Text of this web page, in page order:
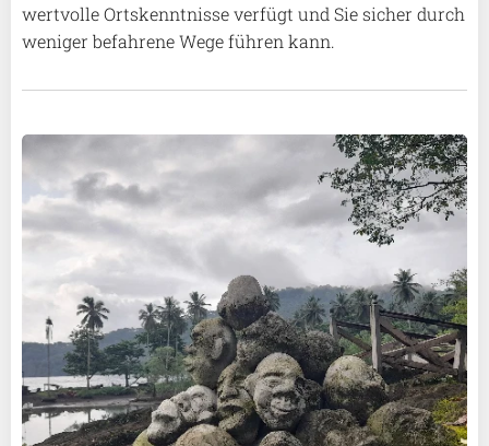
wertvolle Ortskenntnisse verfügt und Sie sicher durch
weniger befahrene Wege führen kann.